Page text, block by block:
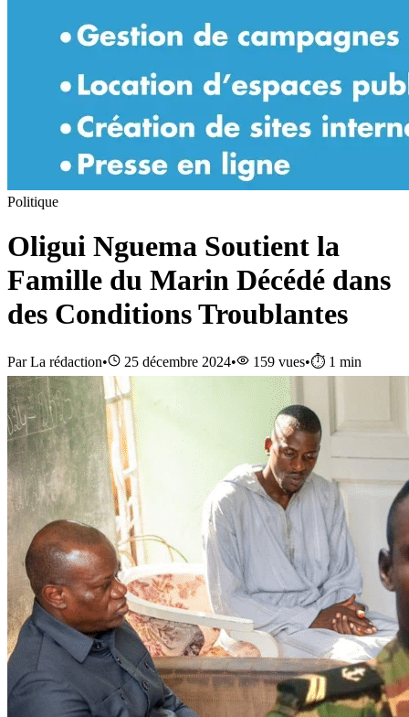
Politique
Oligui Nguema Soutient la
Famille du Marin Décédé dans
des Conditions Troublantes
ParLa rédaction• 25 décembre 2024• 159 vues•⏱️ 1 min